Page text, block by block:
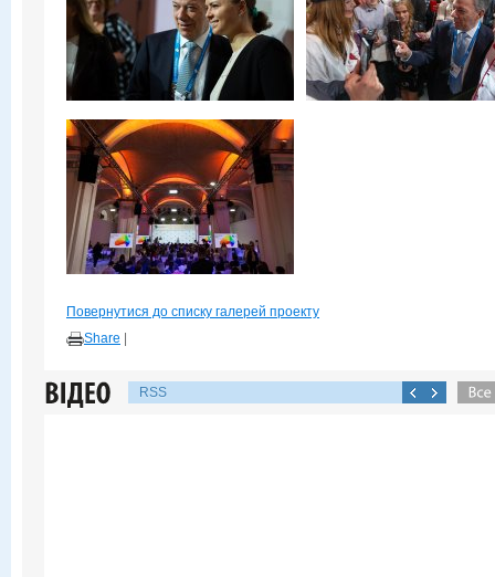
Повернутися до списку галерей проекту
Share
RSS